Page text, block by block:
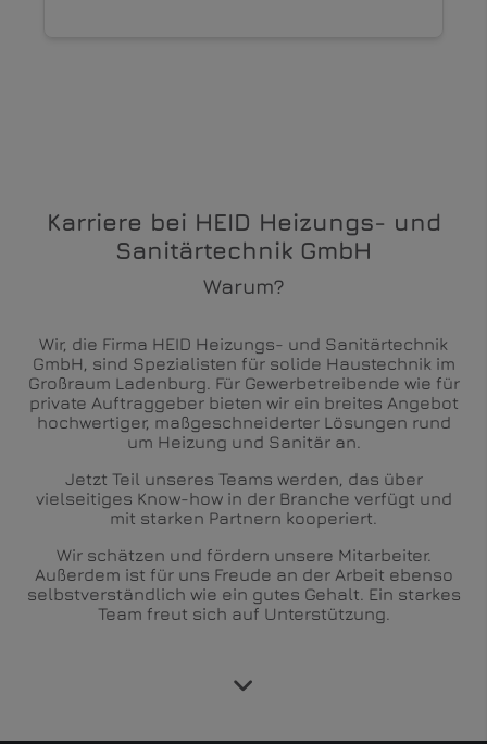
Karriere bei HEID Heizungs- und
Sanitärtechnik GmbH
Warum?
Wir, die Firma HEID Heizungs- und Sanitärtechnik
GmbH, sind Spezialisten für solide Haustechnik im
Großraum Ladenburg. Für Gewerbetreibende wie für
private Auftraggeber bieten wir ein breites Angebot
hochwertiger, maßgeschneiderter Lösungen rund
um Heizung und Sanitär an.
Jetzt Teil unseres Teams werden, das über
vielseitiges Know-how in der Branche verfügt und
mit starken Partnern kooperiert.
Wir schätzen und fördern unsere Mitarbeiter.
Außerdem ist für uns Freude an der Arbeit ebenso
selbstverständlich wie ein gutes Gehalt. Ein starkes
Team freut sich auf Unterstützung.